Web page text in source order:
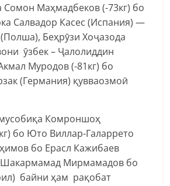
Маҳмадбеков (-73кг) бо
Салвадор Касес (Испания) —
Беҳрӯзи Хоҷазода
ӯзбек – Ҷалолиддин
Муродов (-81кг) бо
(Германия) қувваозмоӣ
Комроншоҳ
бо Юто Виллар-Галаррето
бо Ерасл Кажибаев
Шакармамад Мирмамадов бо
байни ҳам рақобат